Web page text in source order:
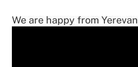
We are happy from Yerevan